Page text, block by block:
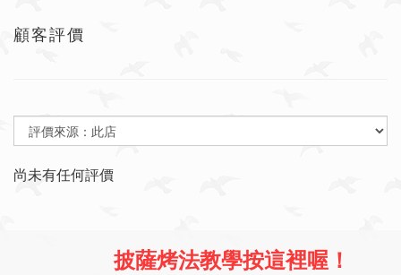
顧客評價
尚未有任何評價
披薩烤法教學按這裡喔！